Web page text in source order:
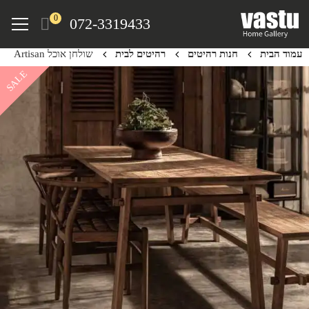
content
072-3319433
0
Menu
עמוד הבית חנות רהיטים רהיטים לבית שולחן אוכל Artisan
SALE